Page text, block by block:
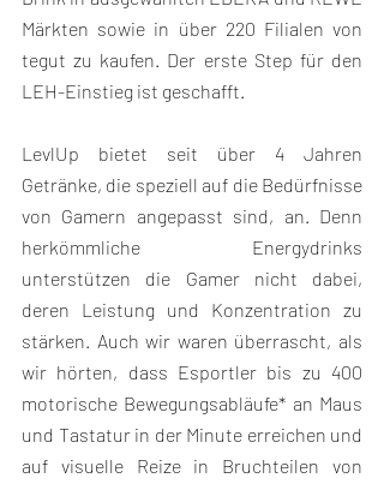
Märkten sowie in über 220 Filialen von
tegut zu kaufen. Der erste Step für den
LEH-Einstieg ist geschafft.
LevlUp bietet seit über 4 Jahren
Getränke, die speziell auf die Bedürfnisse
von Gamern angepasst sind, an. Denn
herkömmliche Energydrinks
unterstützen die Gamer nicht dabei,
deren Leistung und Konzentration zu
stärken. Auch wir waren überrascht, als
wir hörten, dass Esportler bis zu 400
motorische Bewegungsabläufe* an Maus
und Tastatur in der Minute erreichen und
auf visuelle Reize in Bruchteilen von